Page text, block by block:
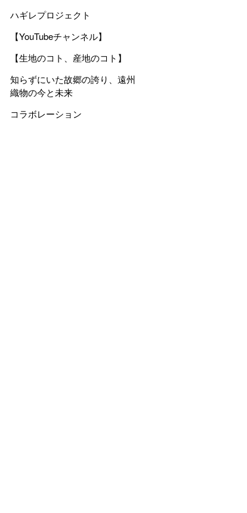
ハギレプロジェクト
【YouTubeチャンネル】
【生地のコト、産地のコト】
知らずにいた故郷の誇り、遠州
織物の今と未来
コラボレーション